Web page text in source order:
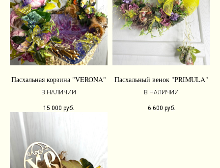
Пасхальная корзина "VERONA"
В НАЛИЧИИ
15 000 руб.
Пасхальный венок "PRIMULA"
В НАЛИЧИИ
6 600 руб.